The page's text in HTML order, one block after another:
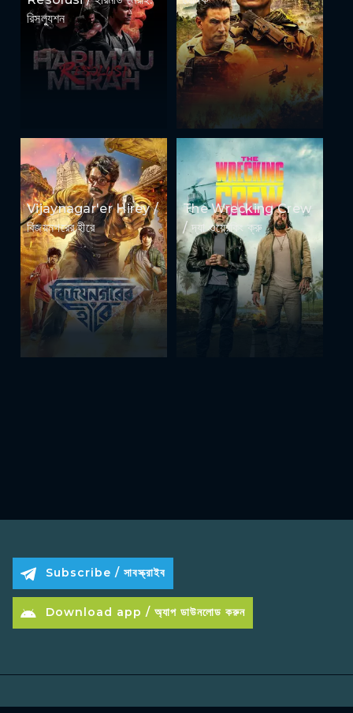
রিসল্যুশন
Vijaynagar'er Hirey /
বিজয়নগরের হীরে
The Wrecking Crew
/ দ্যা ওয়্রেকিং ক্রু
Subscribe / সাবস্ক্রাইব
Download app / অ্যাপ ডাউনলোড করুন